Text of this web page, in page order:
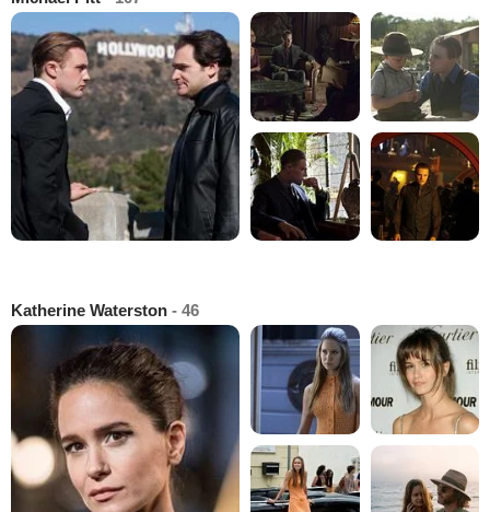
Katherine Waterston - 46